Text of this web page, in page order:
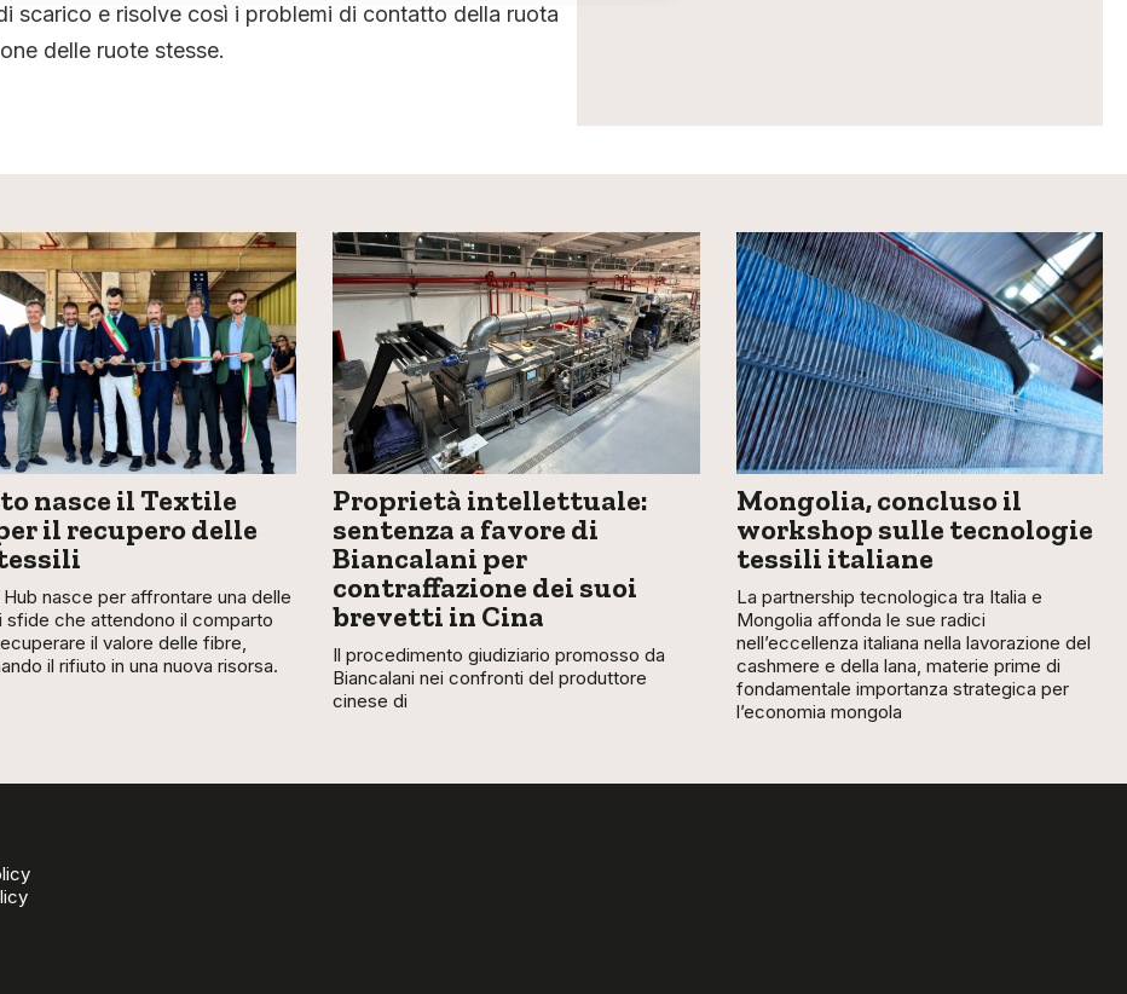
scarico e risolve così i problemi di contatto della ruota
delle ruote stesse.
nasce il Textile
il recupero delle
nasce per affrontare una delle
sfide che attendono il comparto
il valore delle fibre,
il rifiuto in una nuova risorsa.
Proprietà intellettuale:
sentenza a favore di
Biancalani per
contraffazione dei suoi
brevetti in Cina
Il procedimento giudiziario promosso da
Biancalani nei confronti del produttore
cinese di
Mongolia, concluso il
workshop sulle tecnologie
tessili italiane
La partnership tecnologica tra Italia e
Mongolia affonda le sue radici
nell’eccellenza italiana nella lavorazione del
cashmere e della lana, materie prime di
fondamentale importanza strategica per
l’economia mongola